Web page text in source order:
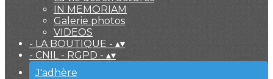
IN MEMORIAM
Galerie photos
VIDEOS
- LA BOUTIQUE - ▴▾
- CNIL - RGPD - ▴▾
J'adhère